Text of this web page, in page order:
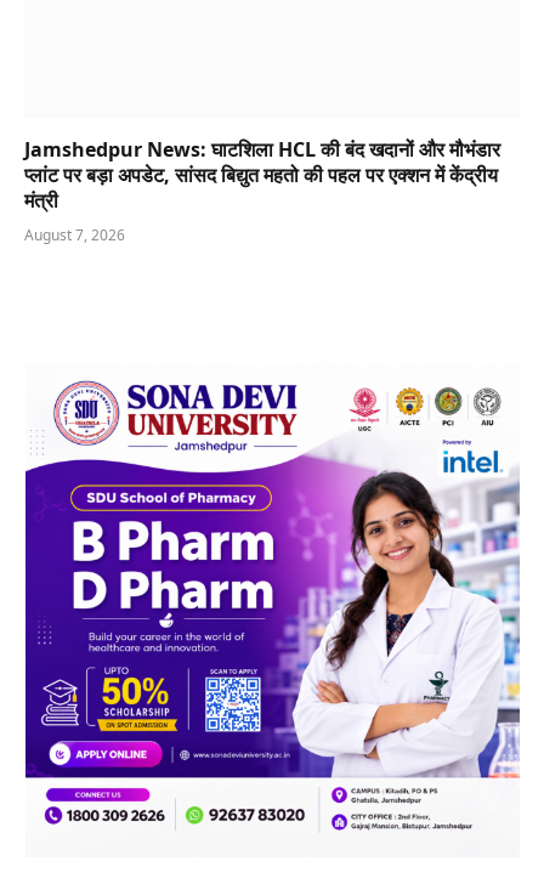
Jamshedpur News: घाटशिला HCL की बंद खदानों और मौभंडार
प्लांट पर बड़ा अपडेट, सांसद बिद्युत महतो की पहल पर एक्शन में केंद्रीय
मंत्री
August 7, 2026